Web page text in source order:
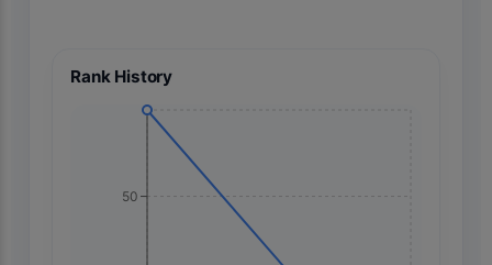
Rank History
50